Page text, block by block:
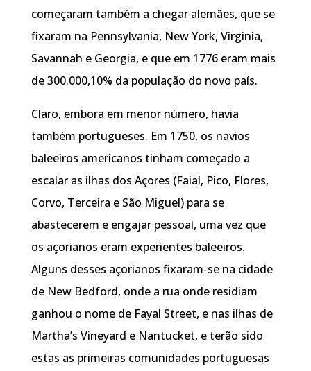
começaram também a chegar alemães, que se
fixaram na Pennsylvania, New York, Virginia,
Savannah e Georgia, e que em 1776 eram mais
de 300.000,10% da população do novo país.
Claro, embora em menor número, havia
também portugueses. Em 1750, os navios
baleeiros americanos tinham começado a
escalar as ilhas dos Açores (Faial, Pico, Flores,
Corvo, Terceira e São Miguel) para se
abastecerem e engajar pessoal, uma vez que
os açorianos eram experientes baleeiros.
Alguns desses açorianos fixaram-se na cidade
de New Bedford, onde a rua onde residiam
ganhou o nome de Fayal Street, e nas ilhas de
Martha’s Vineyard e Nantucket, e terão sido
estas as primeiras comunidades portuguesas